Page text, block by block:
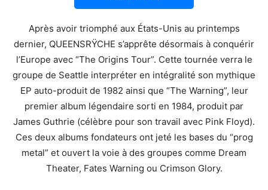
Après avoir triomphé aux États-Unis au printemps
dernier, QUEENSRŸCHE s’apprête désormais à conquérir
l’Europe avec “The Origins Tour”. Cette tournée verra le
groupe de Seattle interpréter en intégralité son mythique
EP auto-produit de 1982 ainsi que “The Warning”, leur
premier album légendaire sorti en 1984, produit par
James Guthrie (célèbre pour son travail avec Pink Floyd).
Ces deux albums fondateurs ont jeté les bases du “prog
metal” et ouvert la voie à des groupes comme Dream
Theater, Fates Warning ou Crimson Glory.